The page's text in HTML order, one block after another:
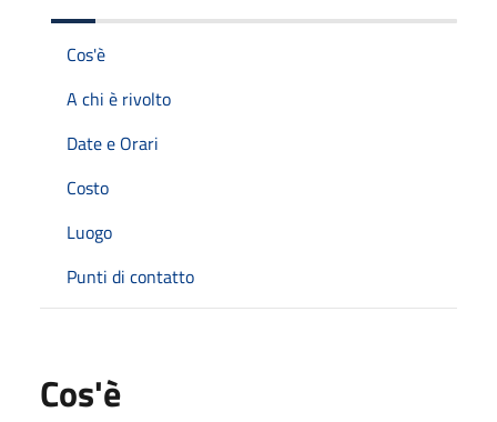
Cos'è
A chi è rivolto
Date e Orari
Costo
Luogo
Punti di contatto
Cos'è